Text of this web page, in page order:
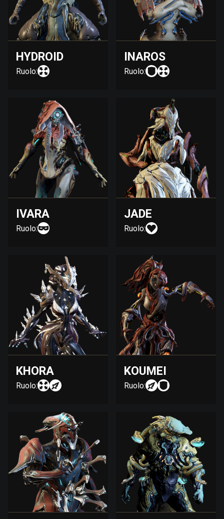
HYDROID
Ruolo:
INAROS
Ruolo:
IVARA
Ruolo:
JADE
Ruolo:
KHORA
Ruolo:
KOUMEI
Ruolo: